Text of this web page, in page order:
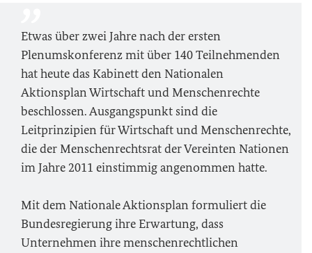
Etwas über zwei Jahre nach der ersten
Plenumskonferenz mit über 140 Teilnehmenden
hat heute das Kabinett den Nationalen
Aktionsplan Wirtschaft und Menschenrechte
beschlossen. Ausgangspunkt sind die
Leitprinzipien für Wirtschaft und Menschenrechte,
die der Menschenrechtsrat der Vereinten Nationen
im Jahre 2011 einstimmig angenommen hatte.
Mit dem Nationale Aktionsplan formuliert die
Bundesregierung ihre Erwartung, dass
Unternehmen ihre menschenrechtlichen